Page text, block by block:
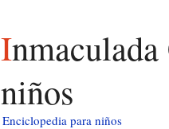
Inmaculada Concepción (Zurbarán, Sigüenza) para
niños
Enciclopedia para niños